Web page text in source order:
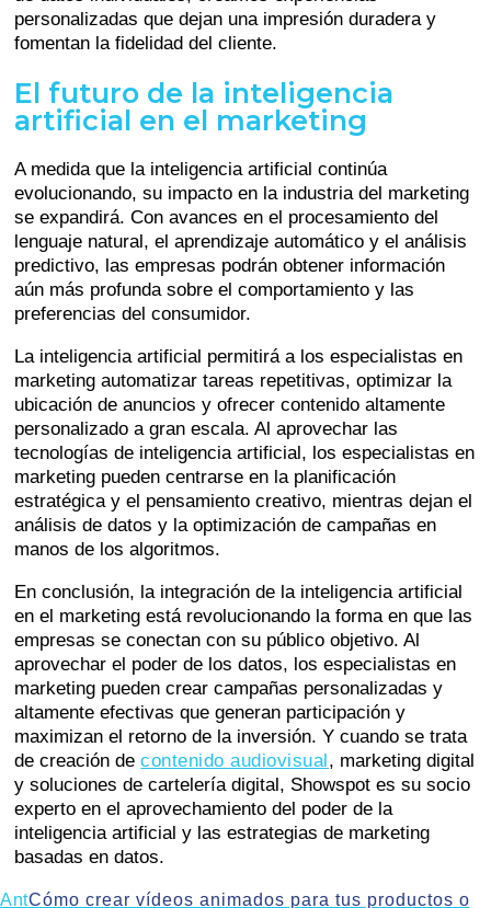
personalizadas que dejan una impresión duradera y
fomentan la fidelidad del cliente.
El futuro de la inteligencia
artificial en el marketing
A medida que la inteligencia artificial continúa
evolucionando, su impacto en la industria del marketing
se expandirá. Con avances en el procesamiento del
lenguaje natural, el aprendizaje automático y el análisis
predictivo, las empresas podrán obtener información
aún más profunda sobre el comportamiento y las
preferencias del consumidor.
La inteligencia artificial permitirá a los especialistas en
marketing automatizar tareas repetitivas, optimizar la
ubicación de anuncios y ofrecer contenido altamente
personalizado a gran escala. Al aprovechar las
tecnologías de inteligencia artificial, los especialistas en
marketing pueden centrarse en la planificación
estratégica y el pensamiento creativo, mientras dejan el
análisis de datos y la optimización de campañas en
manos de los algoritmos.
En conclusión, la integración de la inteligencia artificial
en el marketing está revolucionando la forma en que las
empresas se conectan con su público objetivo. Al
aprovechar el poder de los datos, los especialistas en
marketing pueden crear campañas personalizadas y
altamente efectivas que generan participación y
maximizan el retorno de la inversión. Y cuando se trata
de creación decontenido audiovisual, marketing digital
y soluciones de cartelería digital, Showspot es su socio
experto en el aprovechamiento del poder de la
inteligencia artificial y las estrategias de marketing
basadas en datos.
AntCómo crear vídeos animados para tus productos o